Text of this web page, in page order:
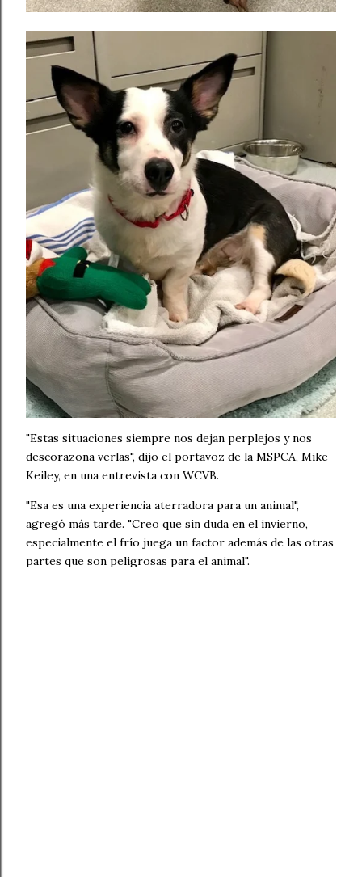
"Estas situaciones siempre nos dejan perplejos y nos
descorazona verlas", dijo el portavoz de la MSPCA, Mike
Keiley, en una entrevista con WCVB.
"Esa es una experiencia aterradora para un animal",
agregó más tarde. "Creo que sin duda en el invierno,
especialmente el frío juega un factor además de las otras
partes que son peligrosas para el animal".